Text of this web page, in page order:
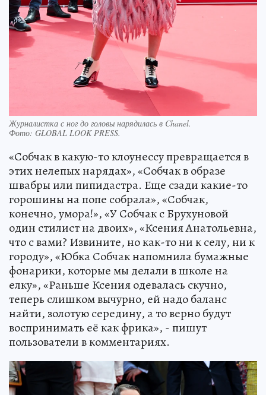
Журналистка с ног до головы нарядилась в Chanel.
Фото: GLOBAL LOOK PRESS.
«Собчак в какую-то клоунессу превращается в
этих нелепых нарядах», «Собчак в образе
швабры или пипидастра. Еще сзади какие-то
горошины на попе собрала», «Собчак,
конечно, умора!», «У Собчак с Брухуновой
один стилист на двоих», «Ксения Анатольевна,
что с вами? Извините, но как-то ни к селу, ни к
городу», «Юбка Собчак напомнила бумажные
фонарики, которые мы делали в школе на
елку», «Раньше Ксения одевалась скучно,
теперь слишком вычурно, ей надо баланс
найти, золотую середину, а то верно будут
воспринимать её как фрика», - пишут
пользователи в комментариях.